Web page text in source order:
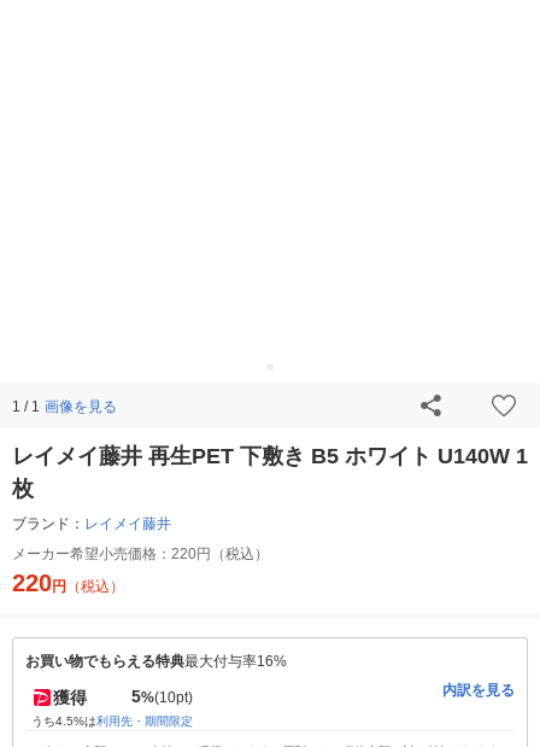
1 / 1 画像を見る
レイメイ藤井 再生PET 下敷き B5 ホワイト U140W 1
枚
ブランド： レイメイ藤井
メーカー希望小売価格： 220円（税込）
220円 （税込）
お買い物でもらえる特典最大付与率16%
獲得 5%(10pt)
うち4.5%は利用先・期間限定
内訳を見る